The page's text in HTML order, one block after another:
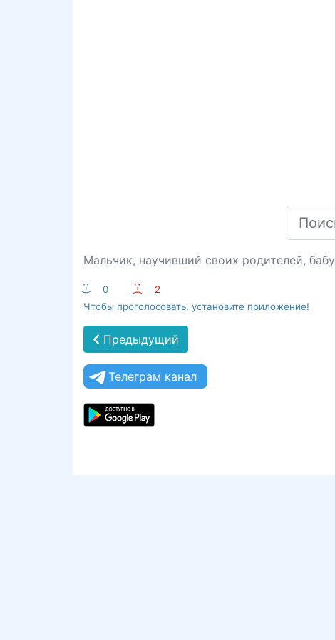
Мальчик, научивший своих родителей,
:-) 0 :-(
2
Чтобы проголосовать, установите приложение!
Предыдущий
Телеграм канал